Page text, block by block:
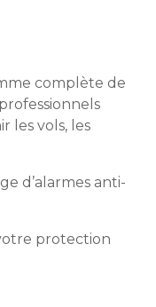
complète de
les vols, les
d’alarmes anti-
protection